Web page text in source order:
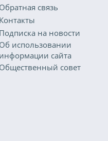
Обратная связь
Контакты
Подписка на новости
Об использовании
информации сайта
Общественный совет